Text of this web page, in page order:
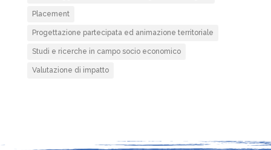
Placement
Progettazione partecipata ed animazione territoriale
Studi e ricerche in campo socio economico
Valutazione di impatto